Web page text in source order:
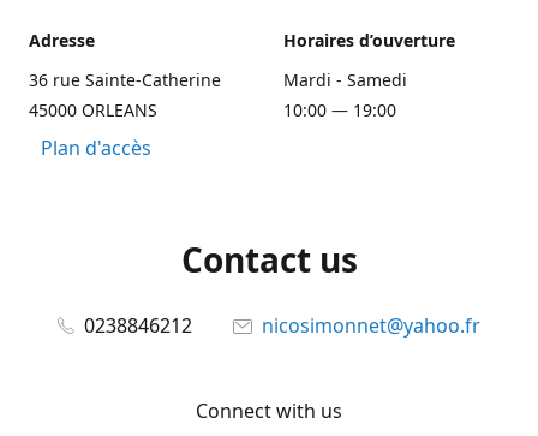
Adresse
36 rue Sainte-Catherine
45000 ORLEANS
Plan d'accès
Horaires d’ouverture
Mardi - Samedi
10:00 — 19:00
Contact us
0238846212 nicosimonnet@yahoo.fr
Connect with us